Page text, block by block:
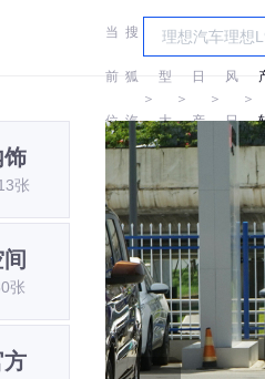
当
前
位
搜
狐
汽
车
＞
车
型
大
全
＞
日
产
＞
东
风
日
＞
饰
张
张
方